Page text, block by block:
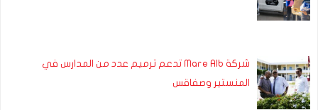
شركة Mare Alb تدعم ترميم عدد من المدارس في
المنستير وصفاقس